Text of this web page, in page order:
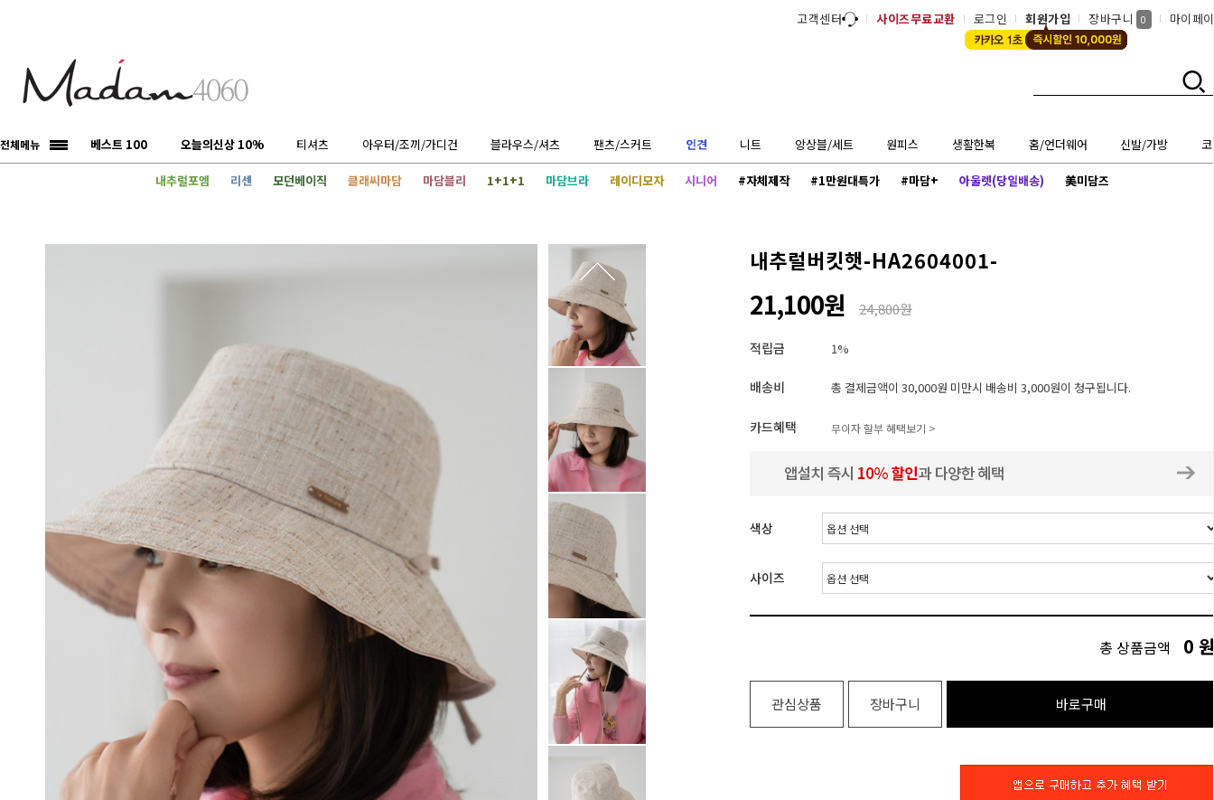
고객센터 사이즈무료교환 로그인 회원가입 장바구니 0 마이페
전체메뉴 베스트 100 오늘의신상 10% 티셔츠 아우터/조끼/가디건 블라우스/셔츠 팬츠/스커트 인견 니트 앙상블/세트 원피스 생활한복 홈/언더웨어 신발/가방
내추럴포엠 리센 모던베이직 클래씨마담 마담블리 1+1+1 마담브라 레이디모자 시니어 #자체제작 #1만원대특가 #마담+ 아울렛(당일배송) 美미담즈
내추럴버킷햇-HA2604001-
21,100원 24,800원
적립금 1%
배송비 총 결제금액이 30,000원 미만시 배송비 3,000원이 청구됩니다.
카드혜택 무이자 할부 혜택보기 >
색상
사이즈
총 상품금액 0 원
관심상품 장바구니 바로구매